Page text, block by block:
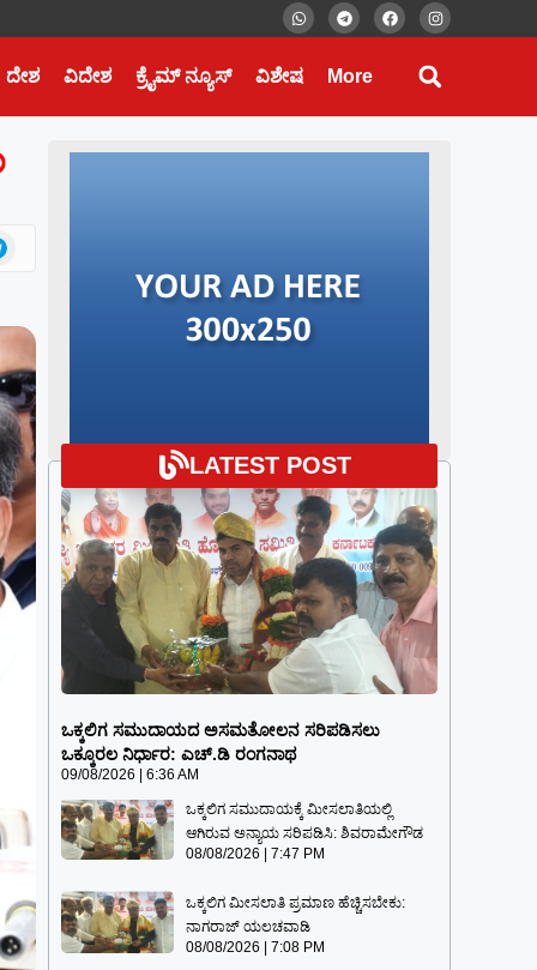
ದೇಶ ವಿದೇಶ ಕ್ರೈಮ್ ನ್ಯೂಸ್ ವಿಶೇಷ More
LATEST POST
ಒಕ್ಕಲಿಗ ಸಮುದಾಯದ ಅಸಮತೋಲನ ಸರಿಪಡಿಸಲು
ಒಕ್ಕೂರಲ ನಿರ್ಧಾರ: ಎಚ್.ಡಿ ರಂಗನಾಥ
09/08/2026 6:36 AM
ಒಕ್ಕಲಿಗ ಸಮುದಾಯದ ಅಸಮತೋಲನ
ರಂಗನಾಥ
09/08/2026 6:36 AM
ಒಕ್ಕಲಿಗ ಸಮುದಾಯಕ್ಕೆ ಮೀಸಲಾತಿಯಲ್ಲಿ
ಆಗಿರುವ ಅನ್ಯಾಯ ಸರಿಪಡಿಸಿ: ಶಿವರಾಮೇಗೌಡ
08/08/2026
7:47 PM
ಒಕ್ಕಲಿಗ ಮೀಸಲಾತಿ ಪ್ರಮಾಣ ಹೆಚ್ಚಿಸಬೇಕು:
ನಾಗರಾಜ್ ಯಲಚವಾಡಿ
08/08/2026
7:08 PM